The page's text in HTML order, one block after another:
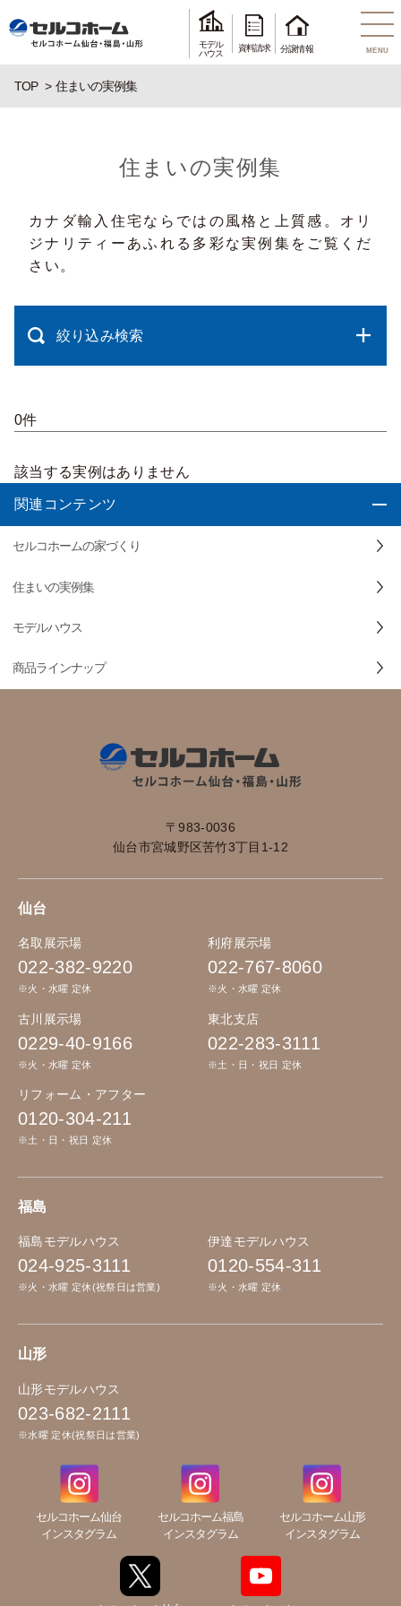
モデル
ハウス
資料請求 分譲情報 MENU
TOP 住まいの実例集
住まいの実例集
カナダ輸入住宅ならではの風格と上質感。オリ
ジナリティーあふれる多彩な実例集をご覧くだ
さい。
絞り込み検索
0件
該当する実例はありません
関連コンテンツ
セルコホームの家づくり
住まいの実例集
モデルハウス
商品ラインナップ
〒983-0036
仙台市宮城野区苦竹3丁目1-12
仙台
名取展示場
022-382-9220
※火・水曜 定休
利府展示場
022-767-8060
※火・水曜 定休
古川展示場
0229-40-9166
※火・水曜 定休
東北支店
022-283-3111
※土・日・祝日 定休
リフォーム・アフター
0120-304-211
※土・日・祝日 定休
福島
福島モデルハウス
024-925-3111
※火・水曜 定休(祝祭日は営業)
伊達モデルハウス
0120-554-311
※火・水曜 定休
山形
山形モデルハウス
023-682-2111
※水曜 定休(祝祭日は営業)
セルコホーム仙台
インスタグラム
セルコホーム福島
インスタグラム
セルコホーム山形
インスタグラム